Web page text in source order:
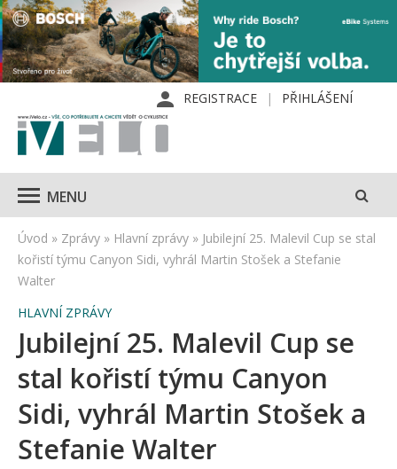
REGISTRACE PŘIHLÁŠENÍ
MENU
Úvod » Zprávy » Hlavní zprávy » Jubilejní 25. Malevil Cup se stal
kořistí týmu Canyon Sidi, vyhrál Martin Stošek a Stefanie
Walter
HLAVNÍ ZPRÁVY
Jubilejní 25. Malevil Cup se
stal kořistí týmu Canyon
Sidi, vyhrál Martin Stošek a
Stefanie Walter